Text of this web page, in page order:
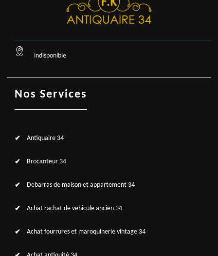
indisponible
Nos Services
Antiquaire 34
Brocanteur 34
Debarras de maison et appartement 34
Achat rachat de vehicule ancien 34
Achat fourrures et maroquinerie vintage 34